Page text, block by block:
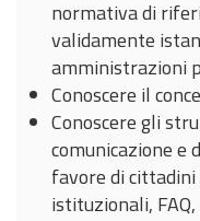
normativa di
validamente
amministrazioni
Conoscere il
Conoscere gli
comunicazione e
favore di cittadini
istituzionali, FAQ,